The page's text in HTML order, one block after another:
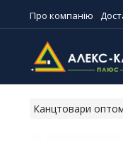
Про компанію
Канцтовари